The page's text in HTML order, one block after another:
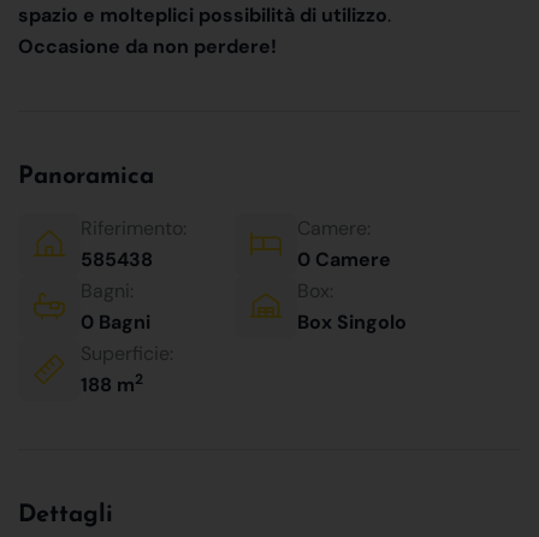
spazio e molteplici possibilità di utilizzo.
Occasione da non perdere!
Panoramica
Riferimento:
585438
Camere:
0 Camere
Bagni:
0 Bagni
Box:
Box Singolo
Superficie:
188 m2
Dettagli